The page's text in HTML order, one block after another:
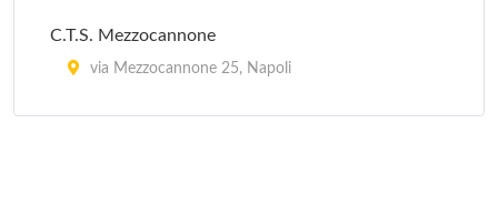
C.T.S. Mezzocannone
via Mezzocannone 25, Napoli